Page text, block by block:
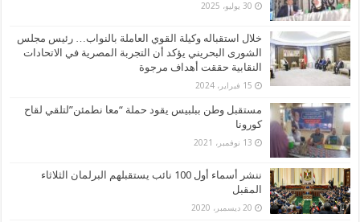
30 يوليو، 2025
خلال استقباله وكيلة القوي العاملة بالنواب… رئيس مجلس
الشورى البحريني يؤكد أن التجربة المصرية في الاتحادات
النقابية حققت أهداف مرجوة
15 فبراير، 2024
مستقبل وطن ببلبيس يقود حملة “معا نطمئن”لتلقي لقاح
كورونا
13 نوفمبر، 2021
ننشر أسماء أول 100 نائب يستقبلهم البرلمان الثلاثاء
المقبل
20 ديسمبر، 2020